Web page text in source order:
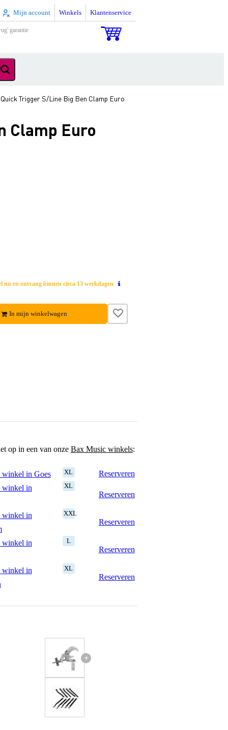
Mijn account Winkels Klantenservice
garantie
Trigger S/Line Big Ben Clamp Euro
Clamp Euro
nu en ontvang binnen circa 13 werkdagen
In mijn winkelwagen
op in een van onze Bax Music winkels:
in Goes XL
Reserveren
winkel in
XL
Reserveren
winkel in
XXL
Reserveren
winkel in
L
Reserveren
winkel in
XL
Reserveren
+